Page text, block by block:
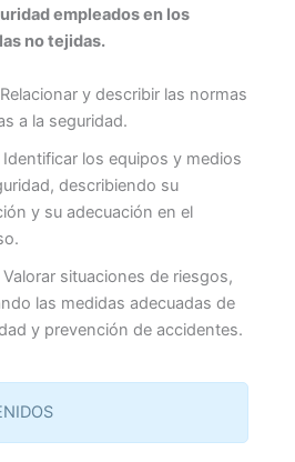
empleados en los
no tejidas.
y describir las normas
a la seguridad.
Identificar los equipos y medios
describiendo su
y su adecuación en el
Valorar situaciones de riesgos,
las medidas adecuadas de
y prevención de accidentes.